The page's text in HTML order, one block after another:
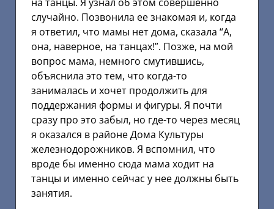
случайно. Позвонила ее знакомая и, когда
я ответил, что мамы нет дома, сказала “А,
она, наверное, на танцах!”. Позже, на мой
вопрос мама, немного смутившись,
объяснила это тем, что когда-то
занималась и хочет продолжить для
поддержания формы и фигуры. Я почти
сразу про это забыл, но где-то через месяц
я оказался в районе Дома Культуры
железнодорожников. Я вспомнил, что
вроде бы именно сюда мама ходит на
танцы и именно сейчас у нее должны быть
занятия.